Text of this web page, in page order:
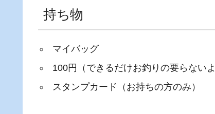
持ち物
マイバッグ
100円（できるだけお釣りの要らない
スタンプカード（お持ちの方のみ）